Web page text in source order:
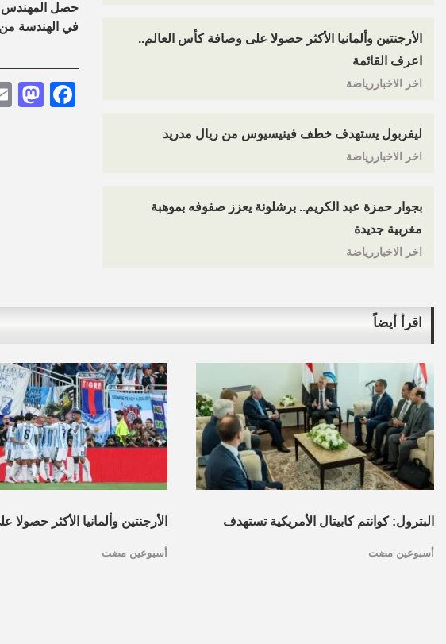
الأرجنتين وألمانيا الأكثر حصولا على وصافة كأس العالم..
اعرف القائمة
اخر الاخباررياضة
ليفربول يستهدف خطف فينيسيوس من ريال مدريد
اخر الاخباررياضة
بجوار حمزة عبد الكريم.. برشلونة يعزز صفوفه بموهبة
مغربية جديدة
اخر الاخباررياضة
حصل المهندس
في الهندسة من
اقرأ أيضاً
البترول: كوانتم كابيتال الأمريكية تستهدف
أسبوعين مضت
الأرجنتين وألمانيا الأكثر
أسبوعين مضت